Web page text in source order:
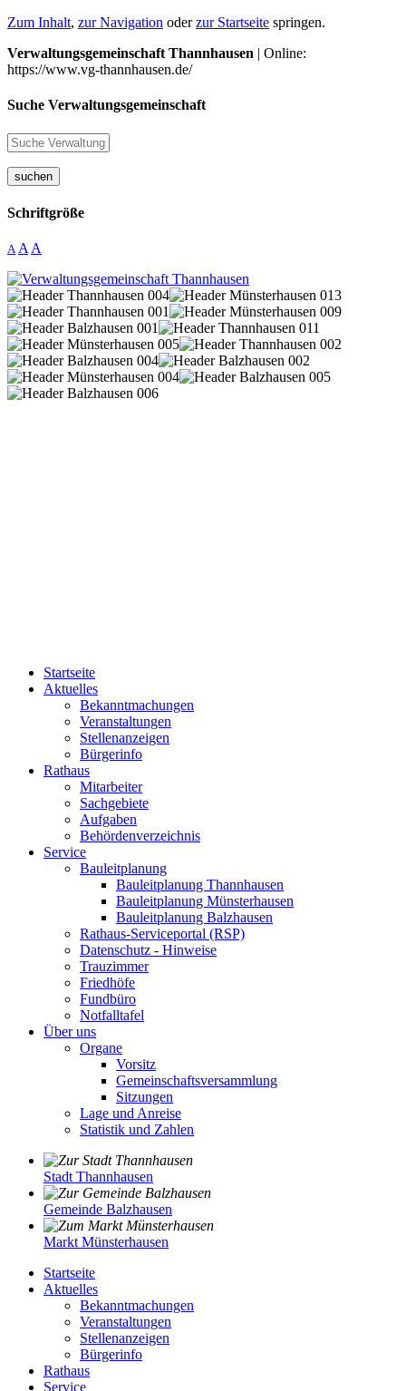
Zum Inhalt, zur Navigation oderzur Startseite springen.
Verwaltungsgemeinschaft Thannhausen | Online:
https://www.vg-thannhausen.de/
Suche Verwaltungsgemeinschaft
suchen
Schriftgröße
A A A
Startseite
Aktuelles
Bekanntmachungen
Veranstaltungen
Stellenanzeigen
Bürgerinfo
Rathaus
Mitarbeiter
Sachgebiete
Aufgaben
Behördenverzeichnis
Service
Bauleitplanung
Bauleitplanung Thannhausen
Bauleitplanung Münsterhausen
Bauleitplanung Balzhausen
Rathaus-Serviceportal (RSP)
Datenschutz - Hinweise
Trauzimmer
Friedhöfe
Fundbüro
Notfalltafel
Über uns
Organe
Vorsitz
Gemeinschaftsversammlung
Sitzungen
Lage und Anreise
Statistik und Zahlen
Stadt Thannhausen
Gemeinde Balzhausen
Markt Münsterhausen
Startseite
Aktuelles
Bekanntmachungen
Veranstaltungen
Stellenanzeigen
Bürgerinfo
Rathaus
Service